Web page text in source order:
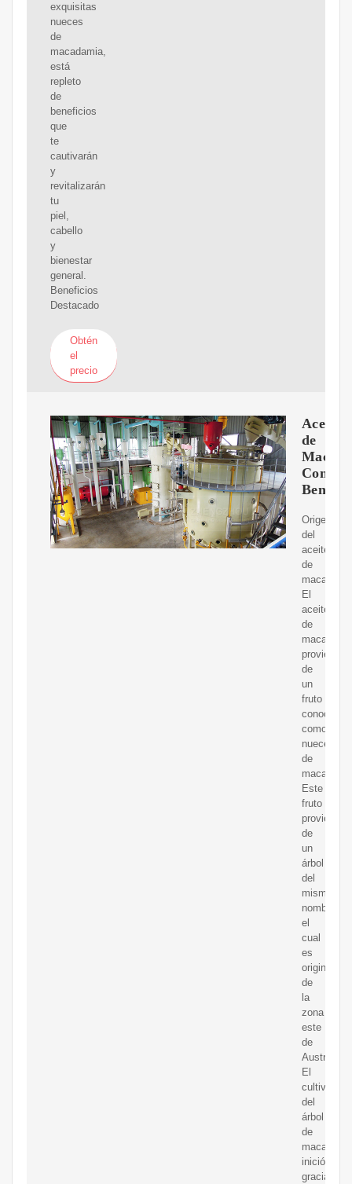
exquisitas
nueces
de
macadamia,
está
repleto
de
beneficios
que
te
cautivarán
y
revitalizarán
tu
piel,
cabello
y
bienestar
general.
Beneficios
Destacado
Obtén
el
precio
Aceite
de
Origen
del
aceite
de
El
aceite
de
proviene
de
un
fruto
conocido
como
nueces
de
Este
fruto
proviene
de
un
árbol
del
mismo
nombre,
el
cual
es
originario
de
la
zona
este
de
Australia.
El
cultivo
del
árbol
de
inició
gracias